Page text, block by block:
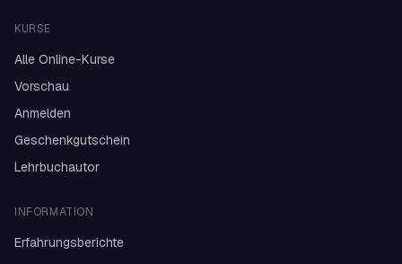
KURSE
Alle Online-Kurse
Vorschau
Anmelden
Geschenkgutschein
Lehrbuchautor
INFORMATION
Erfahrungsberichte